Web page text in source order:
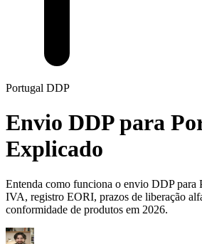
Portugal DDP
Envio DDP para
Explicado
Entenda como funciona o envio DDP para
IVA, registro EORI, prazos de liberação
conformidade de produtos em 2026.